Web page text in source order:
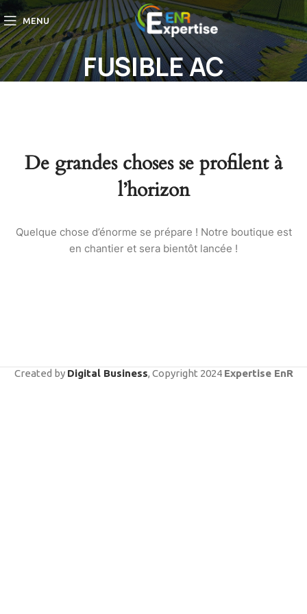
MENU
FUSIBLE AC
De grandes choses se profilent à
l’horizon
Quelque chose d’énorme se prépare ! Notre boutique est
en chantier et sera bientôt lancée !
Created by Digital Business, Copyright 2024 Expertise EnR